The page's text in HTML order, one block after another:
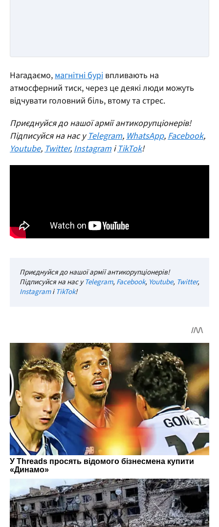
Нагадаємо,магнітні бурі впливають на
атмосферний тиск, через це деякі люди можуть
відчувати головний біль, втому та стрес.
Приєднуйся до нашої армії антикорупціонерів!
Підписуйся на нас уTelegram,WhatsApp,Facebook,
Youtube,Twitter,Instagram іTikTok!
Приєднуйся до нашої армії антикорупціонерів!
Підписуйся на нас уTelegram, Facebook, Youtube, Twitter,
InstagramіTikTok!